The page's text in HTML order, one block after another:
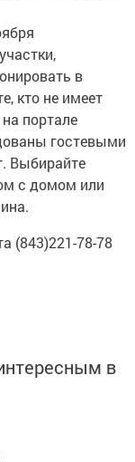
в
кто не имеет
портале
гостевыми
Выбирайте
с домом или
(843)221-78-78
в